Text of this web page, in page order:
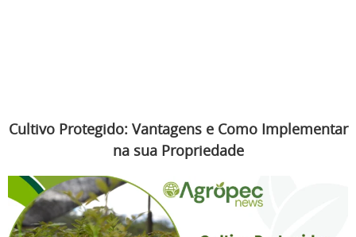
Cultivo Protegido: Vantagens e Como Implementar
na sua Propriedade